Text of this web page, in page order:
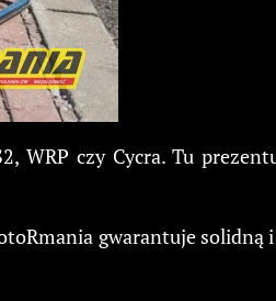
WRP czy Cycra. Tu
gwarantuje solidną i